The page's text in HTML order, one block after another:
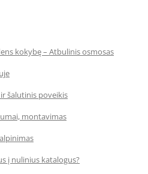
kokybę – Atbulinis osmosas
šalutinis poveikis
montavimas
į nulinius katalogus?